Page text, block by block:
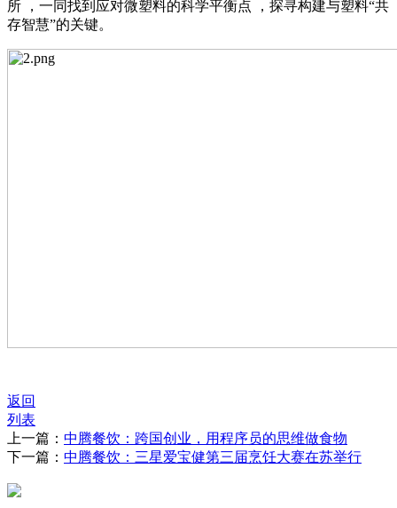
所 ，一同找到应对微塑料的科学平衡点 ，探寻构建与塑料“共
存智慧”的关键。
返回
列表
上一篇： 中腾餐饮：跨国创业，用程序员的思维做食物
下一篇： 中腾餐饮：三星爱宝健第三届烹饪大赛在苏举行